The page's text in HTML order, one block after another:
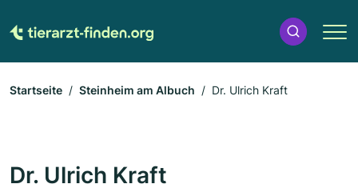
Startseite Steinheim am Albuch Dr. Ulrich Kraft
Dr. Ulrich Kraft